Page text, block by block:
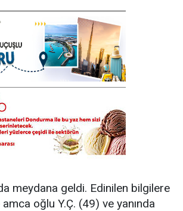
meydana geldi. Edinilen bilgilere
oğlu Y.Ç. (49) ve yanında